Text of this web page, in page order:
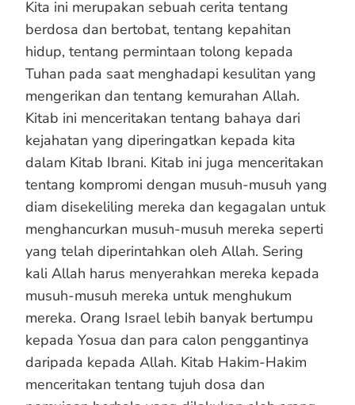
Kita ini merupakan sebuah cerita tentang
berdosa dan bertobat, tentang kepahitan
hidup, tentang permintaan tolong kepada
Tuhan pada saat menghadapi kesulitan yang
mengerikan dan tentang kemurahan Allah.
Kitab ini menceritakan tentang bahaya dari
kejahatan yang diperingatkan kepada kita
dalam Kitab Ibrani. Kitab ini juga menceritakan
tentang kompromi dengan musuh-musuh yang
diam disekeliling mereka dan kegagalan untuk
menghancurkan musuh-musuh mereka seperti
yang telah diperintahkan oleh Allah. Sering
kali Allah harus menyerahkan mereka kepada
musuh-musuh mereka untuk menghukum
mereka. Orang Israel lebih banyak bertumpu
kepada Yosua dan para calon penggantinya
daripada kepada Allah. Kitab Hakim-Hakim
menceritakan tentang tujuh dosa dan